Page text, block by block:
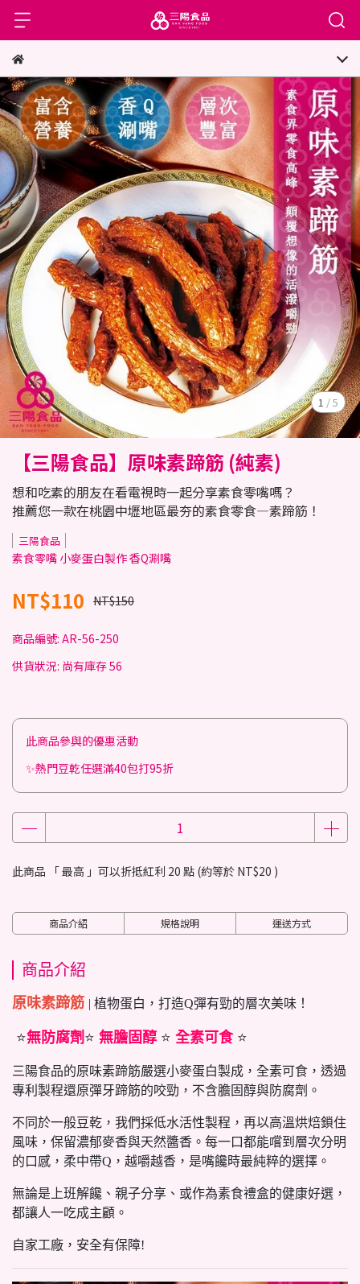
1 /5
【三陽食品】原味素蹄筋 (純素)
想和吃素的朋友在看電視時一起分享素食零嘴嗎？
推薦您一款在桃園中壢地區最夯的素食零食—素蹄筋！
三陽食品
素食零嘴 小麥蛋白製作 香Q涮嘴
NT$110 NT$150
商品編號: AR-56-250
供貨狀況: 尚有庫存 56
此商品參與的優惠活動
✨熱門豆乾任選滿40包打95折
此商品 「 最高 」可以折抵紅利 20 點 (約等於 NT$20 )
商品介紹 規格說明 運送方式
商品介紹
原味素蹄筋 | 植物蛋白，打造Q彈有勁的層次美味！
⭐無防腐劑 ⭐ 無膽固醇 ⭐ 全素可食⭐
三陽食品的原味素蹄筋嚴選小麥蛋白製成，全素可食，透過
專利製程還原彈牙蹄筋的咬勁，不含膽固醇與防腐劑。
不同於一般豆乾，我們採低水活性製程，再以高溫烘焙鎖住
風味，保留濃郁麥香與天然醬香。每一口都能嚐到層次分明
的口感，柔中帶Q，越嚼越香，是嘴饞時最純粹的選擇。
無論是上班解饞、親子分享、或作為素食禮盒的健康好選，
都讓人一吃成主顧。
自家工廠，安全有保障!